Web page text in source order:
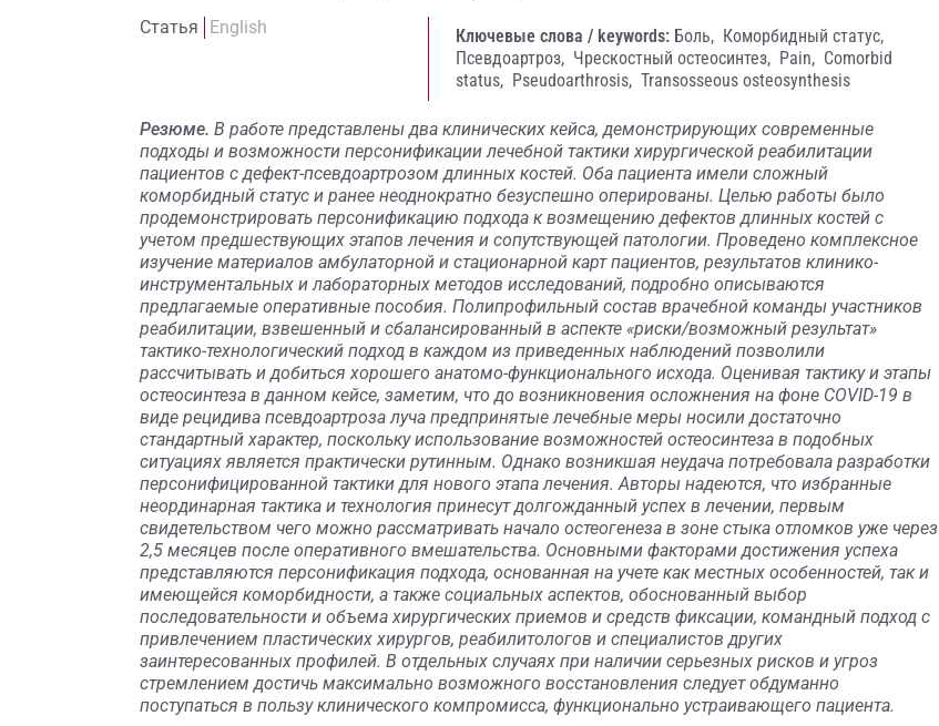
Статья English Ключевые слова / keywords: Боль, Коморбидный статус,
Псевдоартроз, Чрескостный остеосинтез, Pain, Comorbid
status, Pseudoarthrosis, Transosseous osteosynthesis
Резюме. В работе представлены два клинических кейса, демонстрирующих современные
подходы и возможности персонификации лечебной тактики хирургической реабилитации
пациентов с дефект-псевдоартрозом длинных костей. Оба пациента имели сложный
коморбидный статус и ранее неоднократно безуспешно оперированы. Целью работы было
продемонстрировать персонификацию подхода к возмещению дефектов длинных костей с
учетом предшествующих этапов лечения и сопутствующей патологии. Проведено комплексное
изучение материалов амбулаторной и стационарной карт пациентов, результатов клинико-
инструментальных и лабораторных методов исследований, подробно описываются
предлагаемые оперативные пособия. Полипрофильный состав врачебной команды участников
реабилитации, взвешенный и сбалансированный в аспекте «риски/возможный результат»
тактико-технологический подход в каждом из приведенных наблюдений позволили
рассчитывать и добиться хорошего анатомо-функционального исхода. Оценивая тактику и этапы
остеосинтеза в данном кейсе, заметим, что до возникновения осложнения на фоне СOVID-19 в
виде рецидива псевдоартроза луча предпринятые лечебные меры носили достаточно
стандартный характер, поскольку использование возможностей остеосинтеза в подобных
ситуациях является практически рутинным. Однако возникшая неудача потребовала разработки
персонифицированной тактики для нового этапа лечения. Авторы надеются, что избранные
неординарная тактика и технология принесут долгожданный успех в лечении, первым
свидетельством чего можно рассматривать начало остеогенеза в зоне стыка отломков уже через
2,5 месяцев после оперативного вмешательства. Основными факторами достижения успеха
представляются персонификация подхода, основанная на учете как местных особенностей, так и
имеющейся коморбидности, а также социальных аспектов, обоснованный выбор
последовательности и объема хирургических приемов и средств фиксации, командный подход с
привлечением пластических хирургов, реабилитологов и специалистов других
заинтересованных профилей. В отдельных случаях при наличии серьезных рисков и угроз
стремлением достичь максимально возможного восстановления следует обдуманно
поступаться в пользу клинического компромисса, функционально устраивающего пациента.